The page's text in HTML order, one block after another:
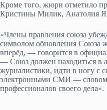
Кроме того, жюри отметило
Кристины Милик, Анатолия
«Члены правления союза
символом обновления Союза
вперёд, — говорится в
— Союз должен находиться в
журналистики, идти в ногу с
электронными СМИ —
профессионалов своего дела».